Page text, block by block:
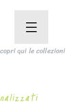
qui le collezioni